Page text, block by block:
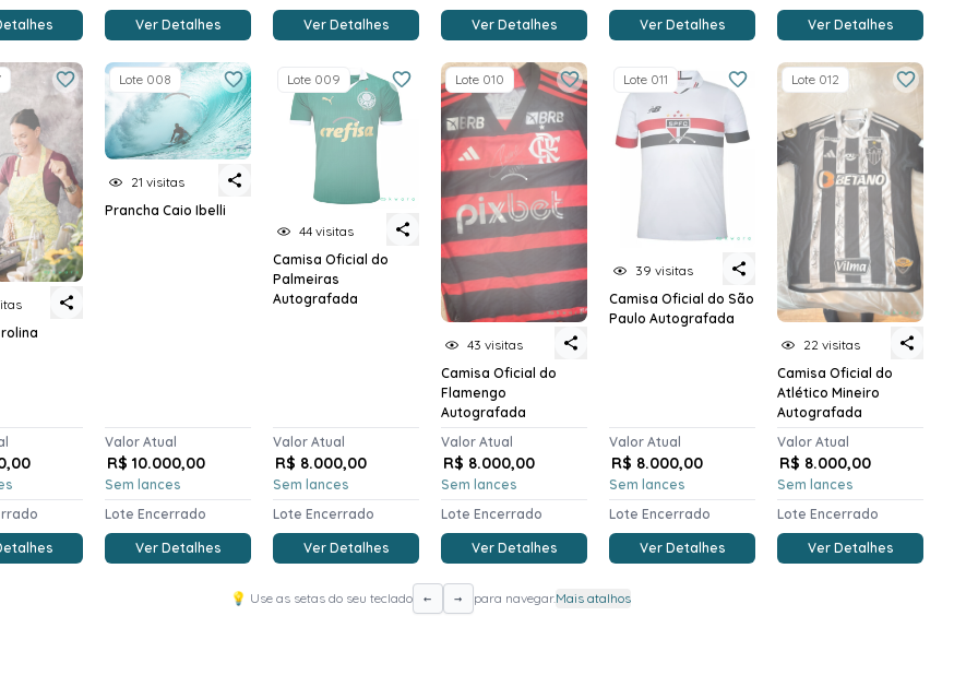
Ver Detalhes Ver Detalhes Ver Detalhes Ver Detalhes Ver Detalhes
Lote 008
21 visitas
Prancha Caio Ibelli
Valor Atual
R$ 10.000,00
Sem lances
Lote Encerrado
Ver Detalhes
Lote 009
44 visitas
Camisa Oficial do
Palmeiras
Autografada
Valor Atual
R$ 8.000,00
Sem lances
Lote Encerrado
Ver Detalhes
Lote 010
43 visitas
Camisa Oficial do
Flamengo
Autografada
Valor Atual
R$ 8.000,00
Sem lances
Lote Encerrado
Ver Detalhes
Lote 011
39 visitas
Camisa Oficial do São
Paulo Autografada
Valor Atual
R$ 8.000,00
Sem lances
Lote Encerrado
Ver Detalhes
Lote 012
22 visitas
Camisa Oficial do
Atlético Mineiro
Autografada
Valor Atual
R$ 8.000,00
Sem lances
Lote Encerrado
Ver Detalhes
💡 Use as setas do seu teclado ← → para navegar.Mais atalhos